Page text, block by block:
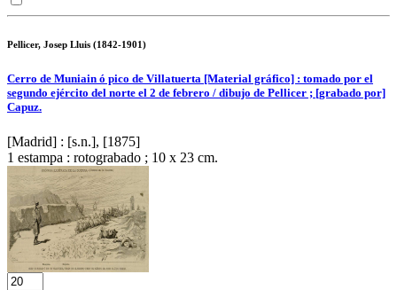
Pellicer, Josep Lluis (1842-1901)
Cerro de Muniain ó pico de Villatuerta [Material gráfico] : tomado por el
segundo ejército del norte el 2 de febrero / dibujo de Pellicer ; [grabado por]
Capuz.
[Madrid] : [s.n.], [1875]
1 estampa : rotograbado ; 10 x 23 cm.